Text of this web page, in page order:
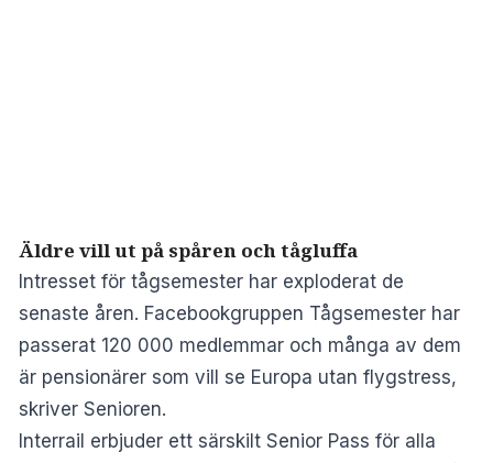
Äldre vill ut på spåren och tågluffa
Intresset för tågsemester har exploderat de
senaste åren. Facebookgruppen Tågsemester har
passerat 120 000 medlemmar och många av dem
är pensionärer som vill se Europa utan flygstress,
skriver Senioren.
Interrail erbjuder ett särskilt Senior Pass för alla